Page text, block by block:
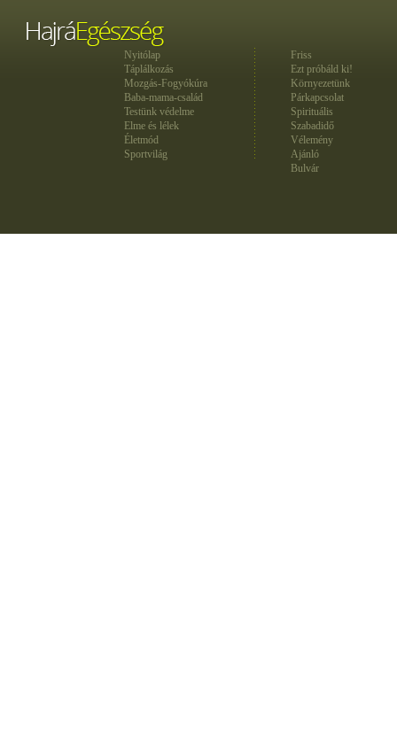
Nyitólap
Táplálkozás
Mozgás-Fogyókúra
Baba-mama-család
Testünk védelme
Elme és lélek
Életmód
Sportvilág
Friss
Ezt próbáld ki!
Környezetünk
Párkapcsolat
Spirituális
Szabadidő
Vélemény
Ajánló
Bulvár